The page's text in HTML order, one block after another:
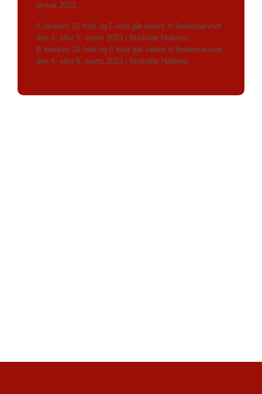
januar 2023.
A rækken 15 hold og 5 hold går videre til finalestævnet
den 4. eller 5. marts 2023 i Roskilde Hallerne.
B rækken 15 hold og 5 hold går videre til finalestævnet
den 4. eller 5. marts 2023 i Roskilde Hallerne.